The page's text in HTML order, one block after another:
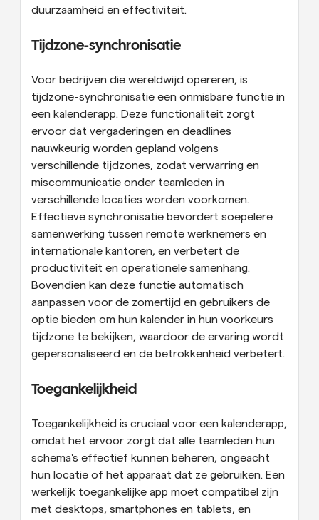
duurzaamheid en effectiviteit.
Tijdzone-synchronisatie
Voor bedrijven die wereldwijd opereren, is
tijdzone-synchronisatie een onmisbare functie in
een kalenderapp. Deze functionaliteit zorgt
ervoor dat vergaderingen en deadlines
nauwkeurig worden gepland volgens
verschillende tijdzones, zodat verwarring en
miscommunicatie onder teamleden in
verschillende locaties worden voorkomen.
Effectieve synchronisatie bevordert soepelere
samenwerking tussen remote werknemers en
internationale kantoren, en verbetert de
productiviteit en operationele samenhang.
Bovendien kan deze functie automatisch
aanpassen voor de zomertijd en gebruikers de
optie bieden om hun kalender in hun voorkeurs
tijdzone te bekijken, waardoor de ervaring wordt
gepersonaliseerd en de betrokkenheid verbetert.
Toegankelijkheid
Toegankelijkheid is cruciaal voor een kalenderapp,
omdat het ervoor zorgt dat alle teamleden hun
schema's effectief kunnen beheren, ongeacht
hun locatie of het apparaat dat ze gebruiken. Een
werkelijk toegankelijke app moet compatibel zijn
met desktops, smartphones en tablets, en